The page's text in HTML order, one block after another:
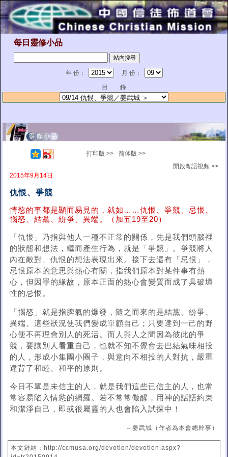
每日靈修小品
年 份：
月 份：
目 錄
打印版 >>
简体版 >>
開啟粵語視頻 >>
2015年9月14日
仇恨、爭競
情慾的事都是顯而易見的，就如……仇恨、爭競、忌恨、
惱怒、結黨、紛爭、異端。（加五19至20）
「仇恨」乃指與他人一種不正常的關係，先是我們頭腦裡
的狀態和想法，繼而產生行為，就是「爭競」。爭競將人
內在敵對、仇恨的想法表現出來。接下去還有「忌恨」，
忌恨原本的意思與熱心有關，指我們原本對某件事有熱
心，但因罪的緣故，原本正面的熱心會變質而成了具破壞
性的忌恨。
「惱怒」就是指脾氣的爆發，隨之而來的是結黨、紛爭、
異端。這些狀況使我們變成單顧自己；只要達到一己的野
心便不再理會別人的死活。而人與人之間因為彼此的爭
競，要讓別人看重自己，也就不知不覺會去巴結氣味相投
的人，形成小集團小圈子，與意向不相投的人對抗，嚴重
違背了和睦、和平的原則。
今日不單是未信主的人，就是我們這些已信主的人，也常
常容易陷入情慾的網羅。若不常常儆醒，用神的話語約束
和潔淨自己，即或很屬靈的人也會陷入試探中！
～姜武城（作者為本會總幹事）
本文鏈結：http://ccmusa.org/devotion/devotion.aspx?